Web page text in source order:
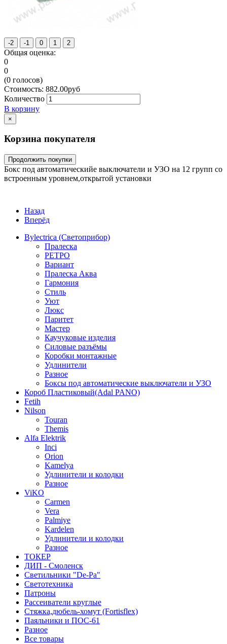
Общая оценка:
0
0
(0 голосов)
Стоимость: 882.00руб
Количество
В корзину
×
Корзина покупателя
Продолжить покупки
Бокс под автоматическийе выключатели и УЗО на 12 групп со
встроенным уровнем,открытой установки
Назад
Вперёд
Bylectrica (Светоприбор)
Пралеска
РЕТРО
Вариант
Пралеска Аква
Гармония
Стиль
Уют
Люкс
Паритет
Мастер
Каучуковые изделия
Силовые разъёмы
Коробки монтажные
Удлинители
Разное
Боксы под автоматические выключатели и УЗО
Короб Пластиковый(Adal PANO)
Fetih
Nilson
Touran
Themis
Alfa Elektrik
Inci
Orion
Kamelya
Удлинители и колодки
Разное
ViKO
Carmen
Vera
Palmiye
Kardelen
Удлинители и колодки
Разное
ТОКЕР
ДИП - Смоленск
Светильники "De-Pa"
Светотехника
Патроны
Рассеиватели круглые
Стяжка,дюбель-хомут (Fortisflex)
Паяльники и ПОС-61
Разное
Все товары